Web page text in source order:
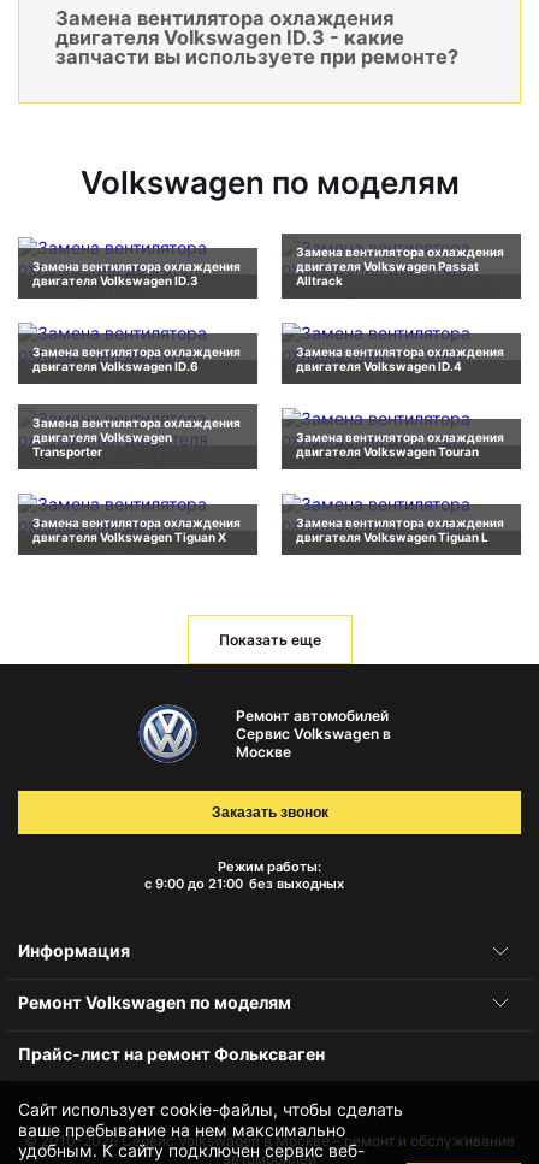
Замена вентилятора охлаждения
двигателя Volkswagen ID.3 - какие
запчасти вы используете при ремонте?
Volkswagen по моделям
Замена вентилятора охлаждения
двигателя Volkswagen ID.3
Замена вентилятора охлаждения
двигателя Volkswagen Passat
Alltrack
Замена вентилятора охлаждения
двигателя Volkswagen ID.6
Замена вентилятора охлаждения
двигателя Volkswagen ID.4
Замена вентилятора охлаждения
двигателя Volkswagen
Transporter
Замена вентилятора охлаждения
двигателя Volkswagen Touran
Замена вентилятора охлаждения
двигателя Volkswagen Tiguan X
Замена вентилятора охлаждения
двигателя Volkswagen Tiguan L
Показать еще
Сайт использует cookie-файлы, чтобы сделать
ваше пребывание на нем максимально
удобным. К cайту подключен сервис веб-
Ремонт автомобилей
Сервис Volkswagen в
Москве
Режим работы:
с 9:00 до 21:00 без выходных
Заказать звонок
Информация
Ремонт Volkswagen по моделям
Прайс-лист на ремонт Фольксваген
© 2010-2026Сервис Volkswagen в Москве – ремонт и обслуживание
автомобилей